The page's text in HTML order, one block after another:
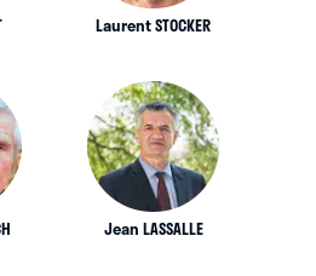
Laurent STOCKER
Jean LASSALLE